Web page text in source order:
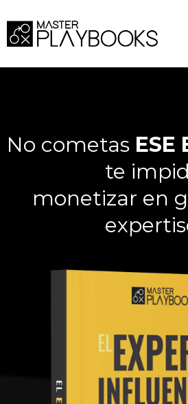
No cometas ESE
te
monetizar en